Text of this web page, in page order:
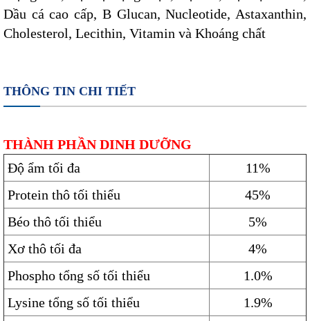
Dầu cá cao cấp, B Glucan, Nucleotide, Astaxanthin,
Cholesterol, Lecithin, Vitamin và Khoáng chất
THÔNG TIN CHI TIẾT
THÀNH PHẦN DINH DƯỠNG
Độ ẩm tối đa
11%
Protein thô tối thiểu
45%
Béo thô tối thiểu
5%
Xơ thô tối đa
4%
Phospho tổng số tối thiểu
1.0%
Lysine tổng số tối thiểu
1.9%